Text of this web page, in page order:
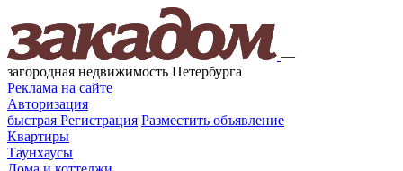
—
загородная недвижимость Петербурга
Реклама на сайте
Авторизация
быстрая Регистрация Разместить объявление
Квартиры
Таунхаусы